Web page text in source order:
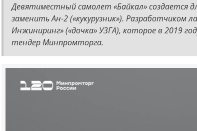
Девятиместный самолет «Байкал» создается
заменить Ан-2 («кукурузник»). Разработчиком
Инжиниринг» («дочка» УЗГА), которое в 2019
тендер Минпромторга.